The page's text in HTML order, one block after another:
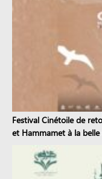
Festival Cinétoile de
et Hammamet à la